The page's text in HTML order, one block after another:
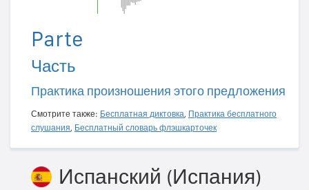
Parte
Часть
Практика произношения этого предложения
Смотрите также: Бесплатная диктовка, Практика бесплатного
слушания, Бесплатный словарь флэшкарточек
Испанский (Испания)